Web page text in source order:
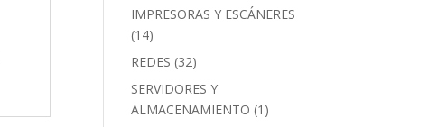
IMPRESORAS Y ESCÁNERES
(14)
REDES (32)
SERVIDORES Y
ALMACENAMIENTO (1)